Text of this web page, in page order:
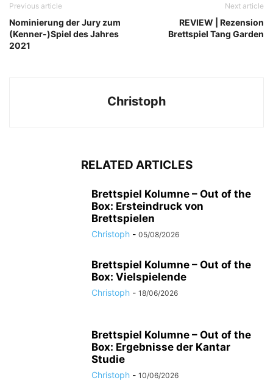
Previous article
Nominierung der Jury zum
(Kenner-)Spiel des Jahres
2021
Next article
REVIEW | Rezension
Brettspiel Tang Garden
Christoph
RELATED ARTICLES
Brettspiel Kolumne – Out of the
Box: Ersteindruck von
Brettspielen
Christoph - 05/08/2026
Brettspiel Kolumne – Out of the
Box: Vielspielende
Christoph - 18/06/2026
Brettspiel Kolumne – Out of the
Box: Ergebnisse der Kantar
Studie
Christoph - 10/06/2026